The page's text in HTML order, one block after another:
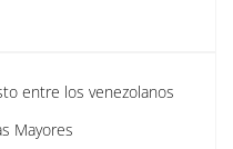
entre los venezolanos
Mayores